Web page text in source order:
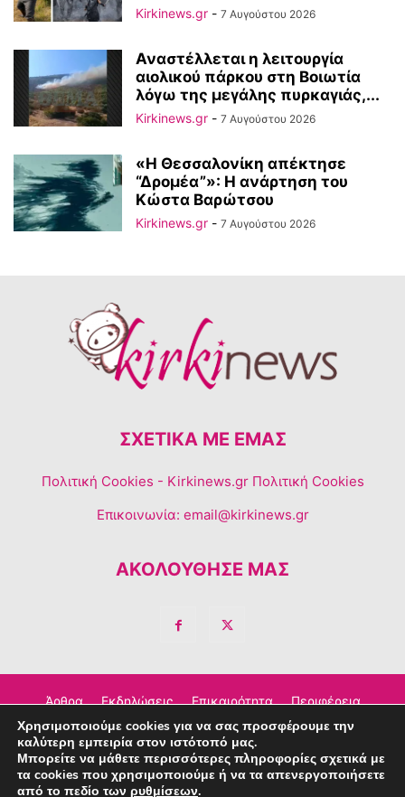
Kirkinews.gr - 7 Αυγούστου 2026
Αναστέλλεται η λειτουργία
αιολικού πάρκου στη Βοιωτία
λόγω της μεγάλης πυρκαγιάς,...
Kirkinews.gr - 7 Αυγούστου 2026
«Η Θεσσαλονίκη απέκτησε
“Δρομέα”»: Η ανάρτηση του
Κώστα Βαρώτσου
Kirkinews.gr - 7 Αυγούστου 2026
ΣΧΕΤΙΚΆ ΜΕ ΕΜΆΣ
Πολιτική Cookies - Kirkinews.gr Πολιτική Cookies
Επικοινωνία: email@kirkinews.gr
ΑΚΟΛΟΥΘΗΣΕ ΜΑΣ
Άρθρα Εκδηλώσεις Επικαιρότητα Περιφέρεια
Σχόλια Τέχνη – Πολιτισμός Διαφημιστείτε
Επικοινωνία
Χρησιμοποιούμε cookies για να σας προσφέρουμε την
καλύτερη εμπειρία στον ιστότοπό μας.
Μπορείτε να μάθετε περισσότερες πληροφορίες σχετικά με
τα cookies που χρησιμοποιούμε ή να τα απενεργοποιήσετε
από το πεδίο των ρυθμίσεων.